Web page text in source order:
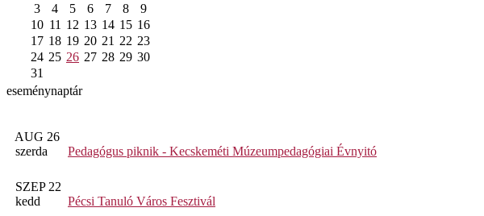
3
4 5 6 7 8
9
10 11 12 13 14 15 16
17 18 19 20 21 22 23
24 25 26 27 28 29 30
31
eseménynaptár
AUG 26
szerda
Pedagógus piknik - Kecskeméti Múzeumpedagógiai Évnyitó
SZEP 22
kedd
Pécsi Tanuló Város Fesztivál